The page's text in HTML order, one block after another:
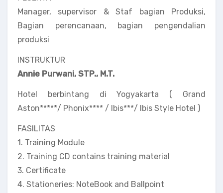
Manager, supervisor & Staf bagian Produksi,
Bagian perencanaan, bagian pengendalian
produksi
INSTRUKTUR
Annie Purwani, STP., M.T.
Hotel berbintang di Yogyakarta ( Grand
Aston*****/ Phonix**** / Ibis***/ Ibis Style Hotel )
FASILITAS
1. Training Module
2. Training CD contains training material
3. Certificate
4. Stationeries: NoteBook and Ballpoint